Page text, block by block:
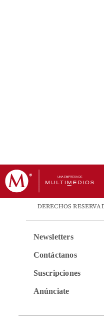
DERECHOS
Newsletters
Contáctanos
Suscripciones
Anúnciate